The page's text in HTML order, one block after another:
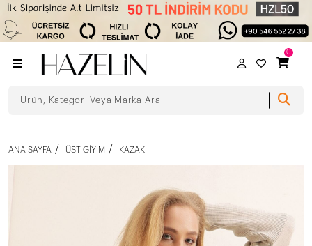
0
ANA SAYFA ÜST GIYIM KAZAK